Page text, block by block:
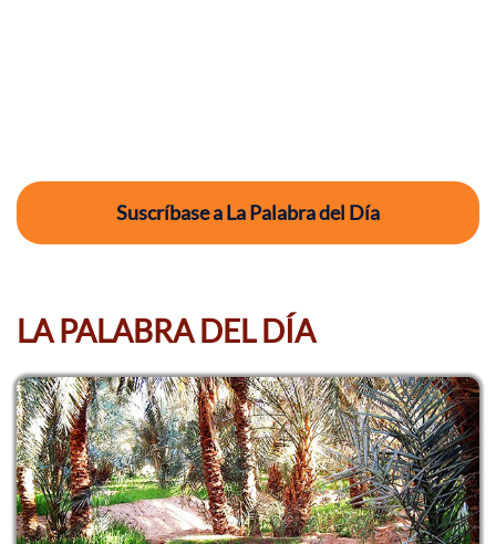
Suscríbase a La Palabra del Día
LA PALABRA DEL DÍA